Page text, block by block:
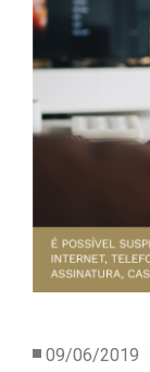
09/06/2019